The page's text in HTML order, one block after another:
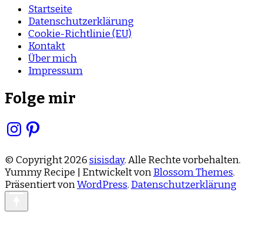
Startseite
Datenschutzerklärung
Cookie-Richtlinie (EU)
Kontakt
Über mich
Impressum
Folge mir
Instagram
Pinterest
© Copyright 2026sisisday. Alle Rechte vorbehalten.
Yummy Recipe | Entwickelt vonBlossom Themes.
Präsentiert vonWordPress. Datenschutzerklärung